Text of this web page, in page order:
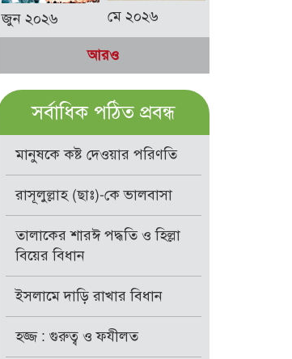
জুন ২০২৬ মে ২০২৬
আরও
সর্বাধিক পঠিত প্রবন্ধ
মানুষকে কষ্ট দেওয়ার পরিণতি
রাসূলুল্লাহ (ছাঃ)-কে ভালবাসা
তালাকের শারঈ পদ্ধতি ও হিল্লা
বিয়ের বিধান
ইসলামে দাড়ি রাখার বিধান
হজ্জ : গুরুত্ব ও ফযীলত